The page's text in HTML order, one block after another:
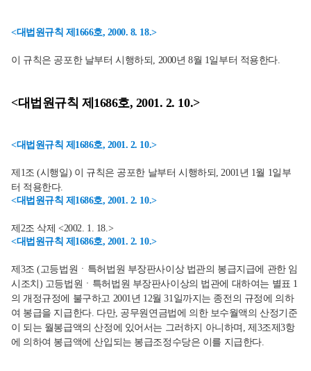
<대법원규칙 제1666호, 2000. 8. 18.>
이 규칙은 공포한 날부터 시행하되, 2000년 8월 1일부터 적용한다.
<대법원규칙 제1686호, 2001. 2. 10.>
<대법원규칙 제1686호, 2001. 2. 10.>
제1조 (시행일) 이 규칙은 공포한 날부터 시행하되, 2001년 1월 1일부
터 적용한다.
<대법원규칙 제1686호, 2001. 2. 10.>
제2조 삭제 <2002. 1. 18.>
<대법원규칙 제1686호, 2001. 2. 10.>
제3조 (고등법원ㆍ특허법원 부장판사이상 법관의 봉급지급에 관한 임
시조치) 고등법원ㆍ특허법원 부장판사이상의 법관에 대하여는 별표 1
의 개정규정에 불구하고 2001년 12월 31일까지는 종전의 규정에 의하
여 봉급을 지급한다. 다만, 공무원연금법에 의한 보수월액의 산정기준
이 되는 월봉급액의 산정에 있어서는 그러하지 아니하며, 제3조제3항
에 의하여 봉급액에 산입되는 봉급조정수당은 이를 지급한다.